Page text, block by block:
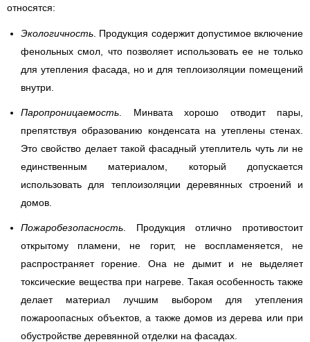
относятся:
Экологичность . Продукция содержит допустимое включение
фенольных смол, что позволяет использовать ее не только
для утепления фасада, но и для теплоизоляции помещений
внутри.
Паропроницаемость . Минвата хорошо отводит пары,
препятствуя образованию конденсата на утеплены стенах.
Это свойство делает такой фасадный утеплитель чуть ли не
единственным материалом, который допускается
использовать для теплоизоляции деревянных строений и
домов.
Пожаробезопасность . Продукция отлично противостоит
открытому пламени, не горит, не воспламеняется, не
распространяет горение. Она не дымит и не выделяет
токсические вещества при нагреве. Такая особенность также
делает материал лучшим выбором для утепления
пожароопасных объектов, а также домов из дерева или при
обустройстве деревянной отделки на фасадах.